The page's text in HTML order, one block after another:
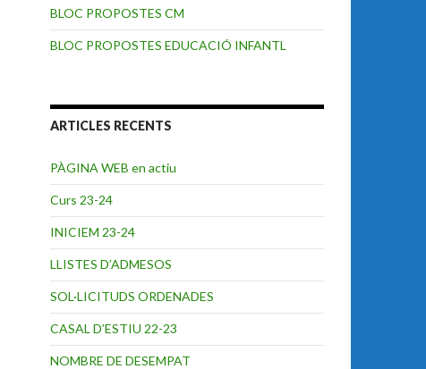
BLOC PROPOSTES CM
BLOC PROPOSTES EDUCACIÓ INFANTL
ARTICLES RECENTS
PÀGINA WEB en actiu
Curs 23-24
INICIEM 23-24
LLISTES D’ADMESOS
SOL·LICITUDS ORDENADES
CASAL D’ESTIU 22-23
NOMBRE DE DESEMPAT